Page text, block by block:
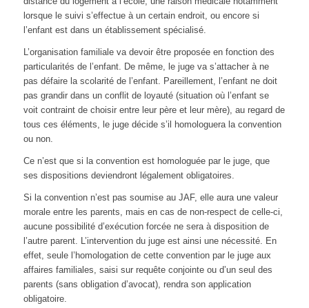
lorsque le suivi s’effectue à un certain endroit, ou encore si
l’enfant est dans un établissement spécialisé.
L’organisation familiale va devoir être proposée en fonction des
particularités de l’enfant. De même, le juge va s’attacher à ne
pas défaire la scolarité de l’enfant. Pareillement, l’enfant ne doit
pas grandir dans un conflit de loyauté (situation où l’enfant se
voit contraint de choisir entre leur père et leur mère), au regard de
tous ces éléments, le juge décide s’il homologuera la convention
ou non.
Ce n’est que si la convention est homologuée par le juge, que
ses dispositions deviendront légalement obligatoires.
Si la convention n’est pas soumise au JAF, elle aura une valeur
morale entre les parents, mais en cas de non-respect de celle-ci,
aucune possibilité d’exécution forcée ne sera à disposition de
l’autre parent. L’intervention du juge est ainsi une nécessité. En
effet, seule l’homologation de cette convention par le juge aux
affaires familiales, saisi sur requête conjointe ou d’un seul des
parents (sans obligation d’avocat), rendra son application
obligatoire.